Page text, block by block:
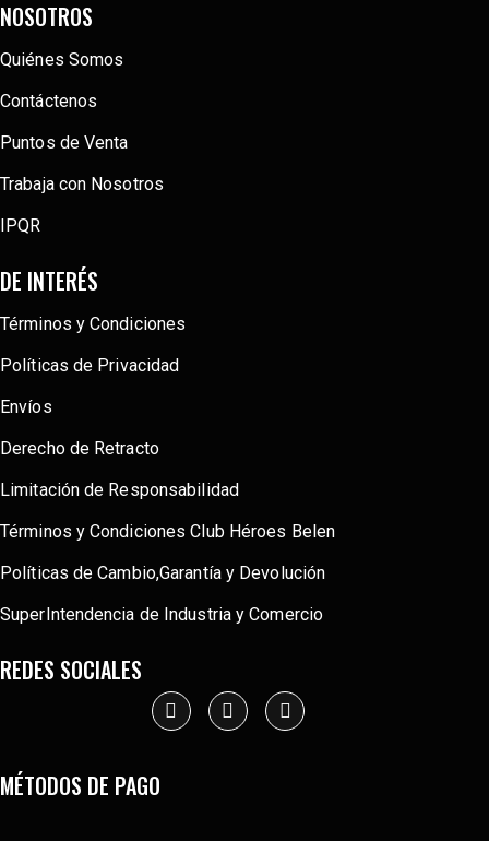
NOSOTROS
Quiénes Somos
Contáctenos
Puntos de Venta
Trabaja con Nosotros
IPQR
DE INTERÉS
Términos y Condiciones
Políticas de Privacidad
Envíos
Derecho de Retracto
Limitación de Responsabilidad
Términos y Condiciones Club Héroes Belen
Políticas de Cambio,Garantía y Devolución
SuperIntendencia de Industria y Comercio
REDES SOCIALES
MÉTODOS DE PAGO